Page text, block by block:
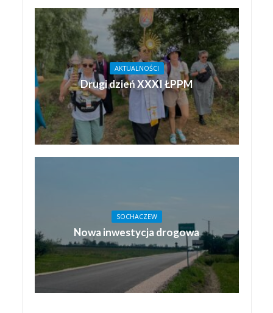
AKTUALNOŚCI
Drugi dzień XXXI ŁPPM
SOCHACZEW
Nowa inwestycja drogowa